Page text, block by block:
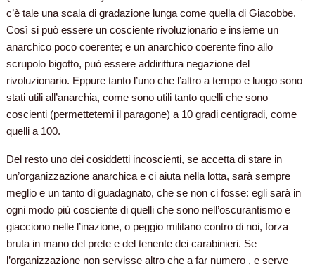
c’è tale una scala di gradazione lunga come quella di Giacobbe.
Così si può essere un cosciente rivoluzionario e insieme un
anarchico poco coerente; e un anarchico coerente fino allo
scrupolo bigotto, può essere addirittura negazione del
rivoluzionario. Eppure tanto l’uno che l’altro a tempo e luogo sono
stati utili all’anarchia, come sono utili tanto quelli che sono
coscienti (permettetemi il paragone) a 10 gradi centigradi, come
quelli a 100.
Del resto uno dei cosiddetti incoscienti, se accetta di stare in
un’organizzazione anarchica e ci aiuta nella lotta, sarà sempre
meglio e un tanto di guadagnato, che se non ci fosse: egli sarà in
ogni modo più cosciente di quelli che sono nell’oscurantismo e
giacciono nelle l’inazione, o peggio militano contro di noi, forza
bruta in mano del prete e del tenente dei carabinieri. Se
l’organizzazione non servisse altro che a far numero , e serve